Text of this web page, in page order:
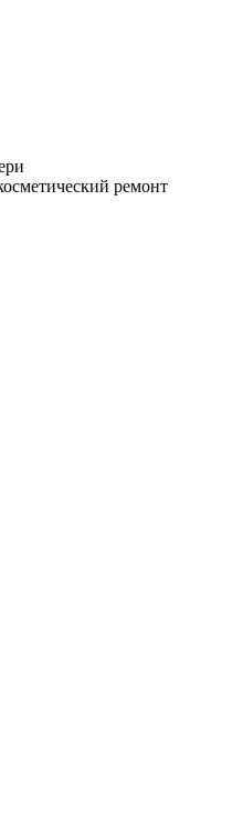
ремонт